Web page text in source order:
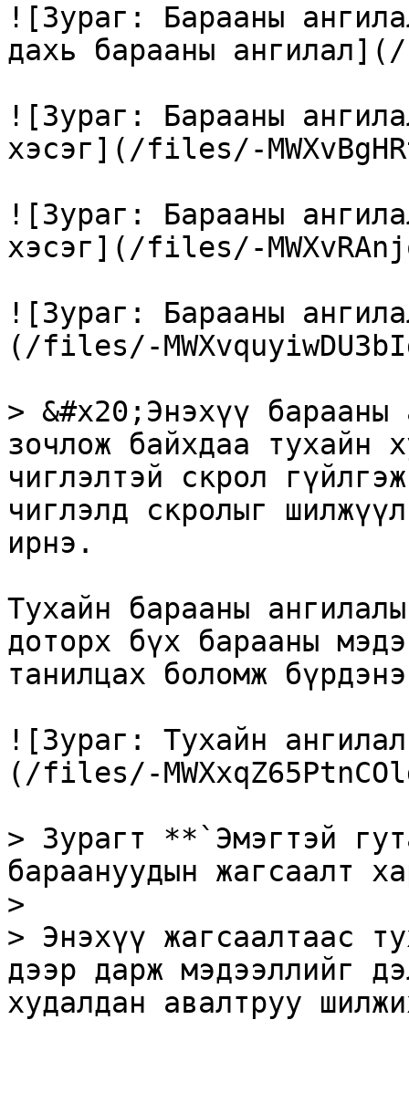
![Зураг: Барааны
дахь барааны
![Зураг: Барааны
хэсэг](/files/-
![Зураг: Барааны
хэсэг](/files/-
![Зураг: Барааны
(/files/-
> &#x20;Энэхүү барааны
зочлож байхдаа тухайн
чиглэлтэй скрол
чиглэлд скролыг
ирнэ.
Тухайн барааны
доторх бүх барааны
танилцах боломж
![Зураг: Тухайн
(/files/-
> Зурагт **`Эмэгтэй
бараануудын жагсаалт
>
> Энэхүү жагсаалтаас
дээр дарж мэдээллийг